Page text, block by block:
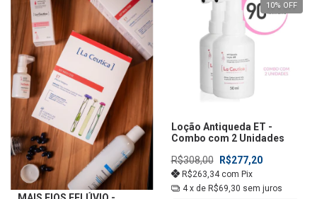
10% OFF
Loção Antiqueda ET -
Combo com 2 Unidades
R$308,00 R$277,20
R$263,34 com Pix
4 x de R$69,30 sem juros